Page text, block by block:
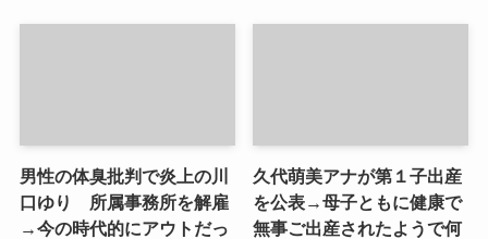
男性の体臭批判で炎上の川
口ゆり 所属事務所を解雇
→今の時代的にアウトだっ
久代萌美アナが第１子出産
を公表→母子ともに健康で
無事ご出産されたようで何